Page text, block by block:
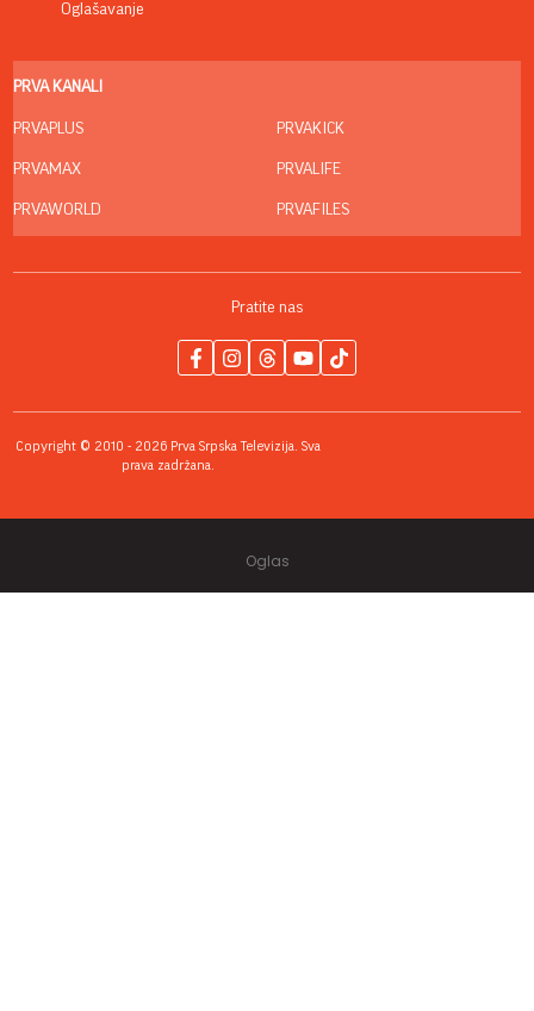
Oglašavanje
PRVA KANALI
PRVAPLUS
PRVAMAX
PRVAWORLD
PRVAKICK
PRVALIFE
PRVAFILES
Pratite nas
Copyright © 2010 - 2026 Prva Srpska Televizija. Sva
prava zadržana.